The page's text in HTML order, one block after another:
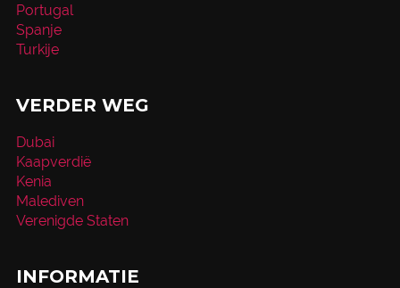
Portugal
Spanje
Turkije
VERDER WEG
Dubai
Kaapverdië
Kenia
Malediven
Verenigde Staten
INFORMATIE